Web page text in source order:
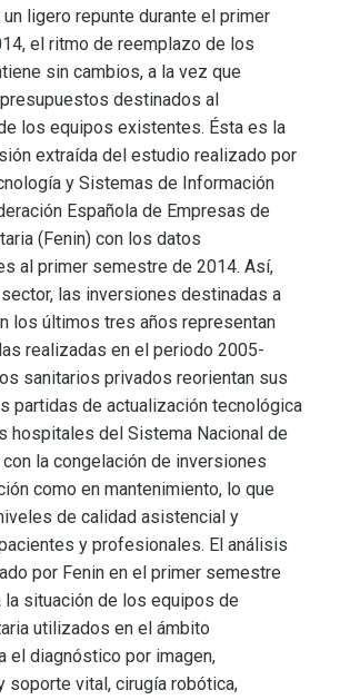
ligero repunte durante el primer
el ritmo de reemplazo de los
sin cambios, a la vez que
destinados al
los equipos existentes. Ésta es la
extraída del estudio realizado por
y Sistemas de Información
Española de Empresas de
(Fenin) con los datos
al primer semestre de 2014. Así,
las inversiones destinadas a
los últimos tres años representan
realizadas en el periodo 2005-
sanitarios privados reorientan sus
partidas de actualización tecnológica
hospitales del Sistema Nacional de
con la congelación de inversiones
como en mantenimiento, lo que
de calidad asistencial y
y profesionales. El análisis
por Fenin en el primer semestre
la situación de los equipos de
utilizados en el ámbito
el diagnóstico por imagen,
soporte vital, cirugía robótica,